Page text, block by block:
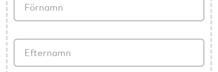
Förnamn
Efternamn